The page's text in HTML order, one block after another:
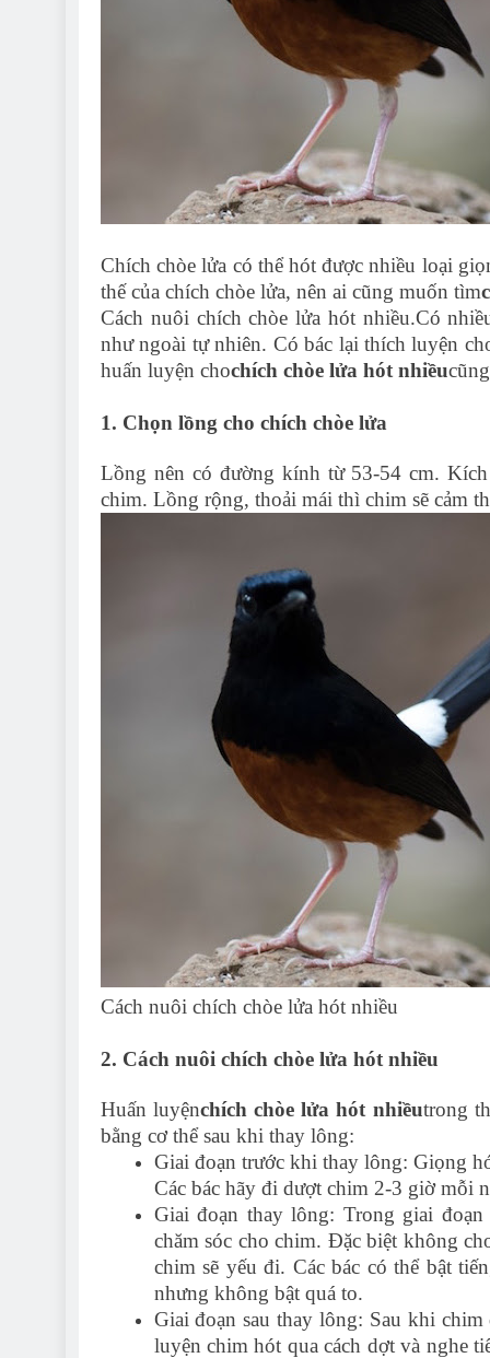
Chích chòe lửa có thể hót được nhiều loại
thế của chích chòe lửa, nên ai cũng muốn tìm
Cách nuôi chích chòe lửa hót nhiều.Có
như ngoài tự nhiên. Có bác lại thích luyện
huấn luyện chochích chòe lửa hót nhiều
1. Chọn lồng cho chích chòe lửa
Lồng nên có đường kính từ 53-54 cm.
chim. Lồng rộng, thoải mái thì chim sẽ cảm
Cách nuôi chích chòe lửa hót nhiều
2. Cách nuôi chích chòe lửa hót nhiều
Huấn luyệnchích chòe lửa hót nhiềutrong
bằng cơ thể sau khi thay lông:
Giai đoạn trước khi thay lông: Giọng
Các bác hãy đi dượt chim 2-3 giờ mỗi
Giai đoạn thay lông: Trong giai
chăm sóc cho chim. Đặc biệt không
chim sẽ yếu đi. Các bác có thể bật
nhưng không bật quá to.
Giai đoạn sau thay lông: Sau khi
luyện chim hót qua cách dợt và nghe